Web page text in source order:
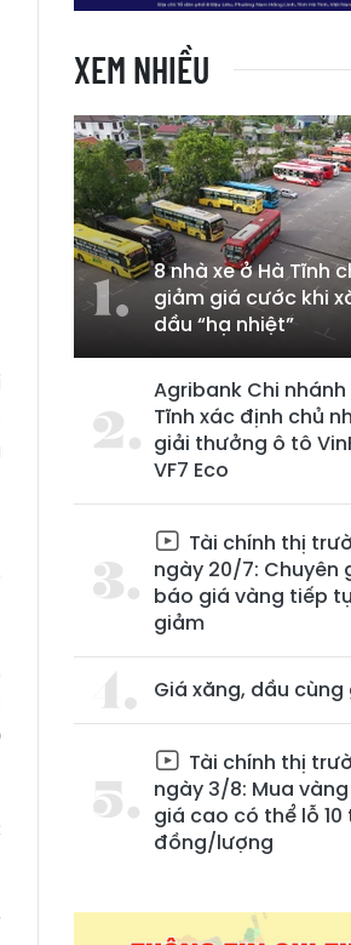
XEM NHIỀU
8 nhà xe ở Hà Tĩnh
giảm giá cước khi
dầu “hạ nhiệt”
Agribank Chi nhánh
Tĩnh xác định chủ
giải thưởng ô tô
VF7 Eco
Tài chính thị
ngày 20/7: Chuyên
báo giá vàng tiếp
giảm
Giá xăng, dầu
Tài chính thị
ngày 3/8: Mua
giá cao có thể lỗ 10
đồng/lượng